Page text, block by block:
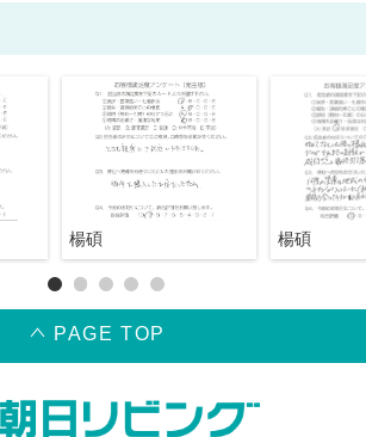
楊碩 楊碩
PAGE TOP